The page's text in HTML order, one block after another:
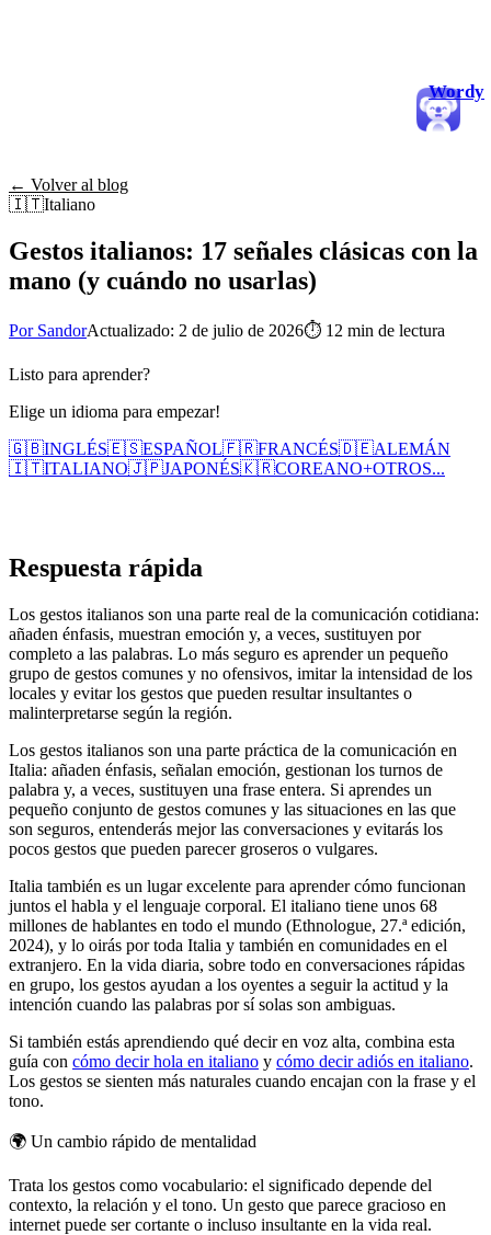
Wordy
← Volver al blog
🇮🇹Italiano
Gestos italianos: 17 señales clásicas con la
mano (y cuándo no usarlas)
Por SandorActualizado: 2 de julio de 2026⏱ 12 min de lectura
Listo para aprender?
Elige un idioma para empezar!
🇬🇧INGLÉS🇪🇸ESPAÑOL🇫🇷FRANCÉS🇩🇪ALEMÁN
🇮🇹ITALIANO🇯🇵JAPONÉS🇰🇷COREANO+OTROS...
Respuesta rápida
Los gestos italianos son una parte real de la comunicación cotidiana:
añaden énfasis, muestran emoción y, a veces, sustituyen por
completo a las palabras. Lo más seguro es aprender un pequeño
grupo de gestos comunes y no ofensivos, imitar la intensidad de los
locales y evitar los gestos que pueden resultar insultantes o
malinterpretarse según la región.
Los gestos italianos son una parte práctica de la comunicación en
Italia: añaden énfasis, señalan emoción, gestionan los turnos de
palabra y, a veces, sustituyen una frase entera. Si aprendes un
pequeño conjunto de gestos comunes y las situaciones en las que
son seguros, entenderás mejor las conversaciones y evitarás los
pocos gestos que pueden parecer groseros o vulgares.
Italia también es un lugar excelente para aprender cómo funcionan
juntos el habla y el lenguaje corporal. El italiano tiene unos 68
millones de hablantes en todo el mundo (Ethnologue, 27.ª edición,
2024), y lo oirás por toda Italia y también en comunidades en el
extranjero. En la vida diaria, sobre todo en conversaciones rápidas
en grupo, los gestos ayudan a los oyentes a seguir la actitud y la
intención cuando las palabras por sí solas son ambiguas.
Si también estás aprendiendo qué decir en voz alta, combina esta
guía con cómo decir hola en italiano y cómo decir adiós en italiano.
Los gestos se sienten más naturales cuando encajan con la frase y el
tono.
🌍 Un cambio rápido de mentalidad
Trata los gestos como vocabulario: el significado depende del
contexto, la relación y el tono. Un gesto que parece gracioso en
internet puede ser cortante o incluso insultante en la vida real.